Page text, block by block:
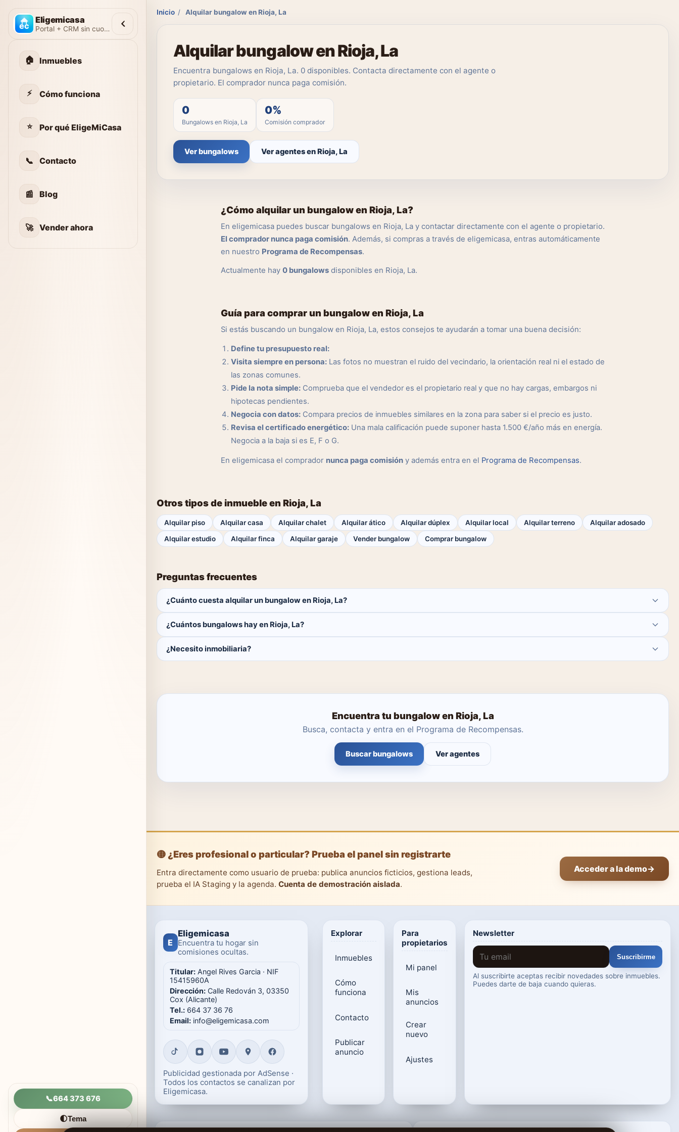
Eligemicasa
Portal + CRM sin cuotas
🏠 Inmuebles
⚡ Cómo funciona
⭐ Por qué EligeMiCasa
📞 Contacto
📰 Blog
🚀 Vender ahora
📞664 373 676
🌓Tema
Inicio / Alquilar bungalow en Rioja, La
Alquilar bungalow en Rioja, La
Encuentra bungalows en Rioja, La. 0 disponibles. Contacta directamente con el agente o
propietario. El comprador nunca paga comisión.
0
Bungalows en Rioja, La
0%
Comisión comprador
Ver bungalows Ver agentes en Rioja, La
¿Cómo alquilar un bungalow en Rioja, La?
En eligemicasa puedes buscar bungalows en Rioja, La y contactar directamente con el agente o propietario.
El comprador nunca paga comisión. Además, si compras a través de eligemicasa, entras automáticamente
en nuestro Programa de Recompensas.
Actualmente hay 0 bungalows disponibles en Rioja, La.
Guía para comprar un bungalow en Rioja, La
Si estás buscando un bungalow en Rioja, La, estos consejos te ayudarán a tomar una buena decisión:
Define tu presupuesto real:
Visita siempre en persona: Las fotos no muestran el ruido del vecindario, la orientación real ni el estado de
las zonas comunes.
Pide la nota simple: Comprueba que el vendedor es el propietario real y que no hay cargas, embargos ni
hipotecas pendientes.
Negocia con datos: Compara precios de inmuebles similares en la zona para saber si el precio es justo.
Revisa el certificado energético: Una mala calificación puede suponer hasta 1.500 €/año más en energía.
Negocia a la baja si es E, F o G.
En eligemicasa el comprador nunca paga comisión y además entra en el Programa de Recompensas.
Otros tipos de inmueble en Rioja, La
Alquilar piso Alquilar casa Alquilar chalet Alquilar ático Alquilar dúplex Alquilar local Alquilar terreno
Alquilar adosado
Alquilar estudio
Alquilar finca Alquilar garaje Vender bungalow Comprar bungalow
Preguntas frecuentes
¿Cuánto cuesta alquilar un bungalow en Rioja, La?
¿Cuántos bungalows hay en Rioja, La?
¿Necesito inmobiliaria?
Encuentra tu bungalow en Rioja, La
Busca, contacta y entra en el Programa de Recompensas.
Buscar bungalows Ver agentes
🟡 ¿Eres profesional o particular? Prueba el panel sin registrarte
Entra directamente como usuario de prueba: publica anuncios ficticios, gestiona leads,
prueba el IA Staging y la agenda. Cuenta de demostración aislada.
Acceder a la demo→
E
Eligemicasa
Encuentra tu hogar sin
comisiones ocultas.
Titular: Angel Rives Garcia · NIF
15415960A
Dirección: Calle Redován 3, 03350
Cox (Alicante)
Tel.: 664 37 36 76
Email: info@eligemicasa.com
Publicidad gestionada por AdSense ·
Todos los contactos se canalizan por
Eligemicasa.
Explorar
Inmuebles
Cómo
funciona
Contacto
Publicar
anuncio
Para
propietarios
Mi panel
Mis
anuncios
Crear
nuevo
Ajustes
Newsletter
Suscribirme
Al suscribirte aceptas recibir novedades sobre inmuebles.
Puedes darte de baja cuando quieras.